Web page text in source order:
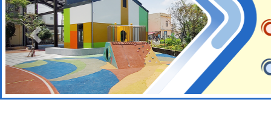
轉知經濟部水利署委託
業技術研究院辦理「
115年8月22日(星期六